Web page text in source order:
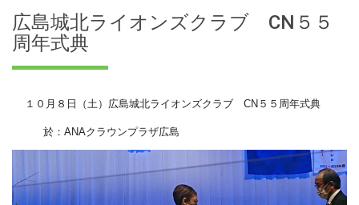
広島城北ライオンズクラブ CN５５
周年式典
１０月８日（土）広島城北ライオンズクラブ CN５５周年式典
於：ANAクラウンプラザ広島